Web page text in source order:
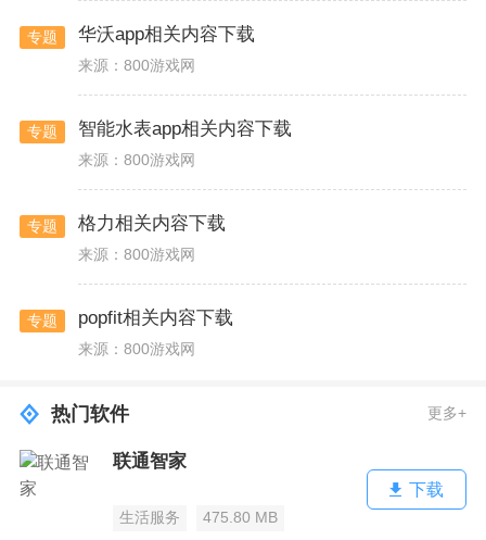
专题 华沃app相关内容下载
来源：800游戏网
专题 智能水表app相关内容下载
来源：800游戏网
专题 格力相关内容下载
来源：800游戏网
专题 popfit相关内容下载
来源：800游戏网
热门软件 更多+
联通智家
生活服务 475.80 MB
下载